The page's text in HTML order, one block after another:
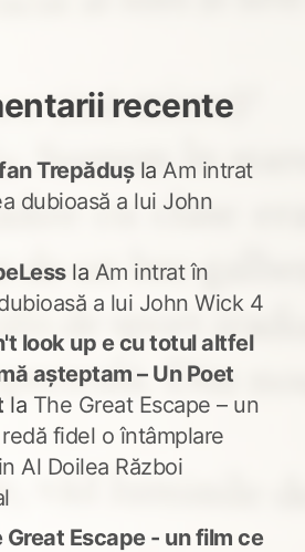
recente
Trepădușla Am intrat
dubioasă a lui John
la Am intrat în
a lui John Wick 4
look up e cu totul altfel
așteptam – Un Poet
la The Great Escape – un
fidel o întâmplare
Al Doilea Război
Great Escape - un film ce